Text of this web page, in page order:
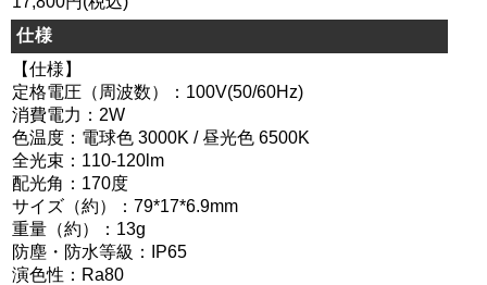
仕様
【仕様】
定格電圧（周波数）：100V(50/60Hz)
消費電力：2W
色温度：電球色 3000K / 昼光色 6500K
全光束：110-120lm
配光角：170度
サイズ（約）：79*17*6.9mm
重量（約）：13g
防塵・防水等級：IP65
演色性：Ra80